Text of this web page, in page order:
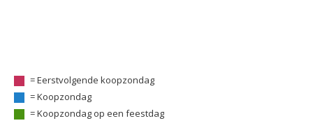
= Eerstvolgende koopzondag
= Koopzondag
= Koopzondag op een feestdag